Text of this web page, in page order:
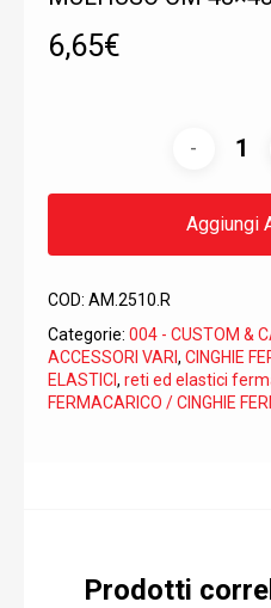
6,65€
Aggiungi
COD: AM.2510.R
Categorie: 004 - CUSTOM &
ACCESSORI VARI , CINGHIE
ELASTICI, reti ed elastici
FERMACARICO / CINGHIE
Prodotti